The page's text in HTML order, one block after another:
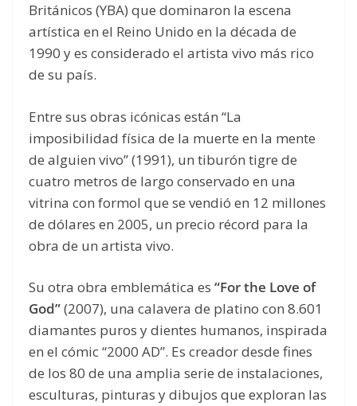
Británicos (YBA) que dominaron la escena
artística en el Reino Unido en la década de
1990 y es considerado el artista vivo más rico
de su país.
Entre sus obras icónicas están “La
imposibilidad física de la muerte en la mente
de alguien vivo” (1991), un tiburón tigre de
cuatro metros de largo conservado en una
vitrina con formol que se vendió en 12 millones
de dólares en 2005, un precio récord para la
obra de un artista vivo.
Su otra obra emblemática es “For the Love of
God”(2007), una calavera de platino con 8.601
diamantes puros y dientes humanos, inspirada
en el cómic “2000 AD”. Es creador desde fines
de los 80 de una amplia serie de instalaciones,
esculturas, pinturas y dibujos que exploran las